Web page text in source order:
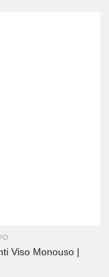
Viso Monouso |